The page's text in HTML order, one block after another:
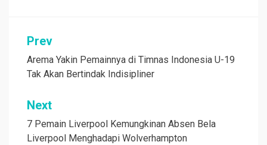
Navigasi
pos
Prev
Arema Yakin Pemainnya di Timnas Indonesia U-19
Tak Akan Bertindak Indisipliner
Next
7 Pemain Liverpool Kemungkinan Absen Bela
Liverpool Menghadapi Wolverhampton